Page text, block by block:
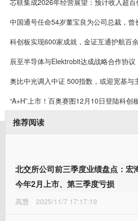
芯联集成2026年经营展望：预计收入超
科创板实现600家成就，金证互通护航百
辰至半导体与Elektrobit达成战略合作协议
奥比中光调入中证 500指数，或迎宽基与
推荐阅读
北交所公司前三季度业绩盘点：宏
今年2月上市、第三季度亏损
高慧 2025/11/7 17:17:19